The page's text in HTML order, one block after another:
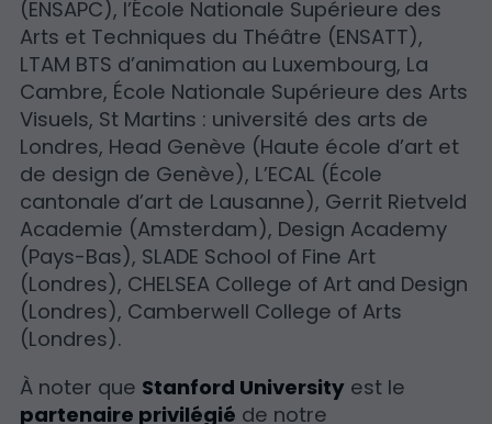
(ENSAPC), l’École Nationale Supérieure des
Arts et Techniques du Théâtre (ENSATT),
LTAM BTS d’animation au Luxembourg, La
Cambre, École Nationale Supérieure des Arts
Visuels, St Martins : université des arts de
Londres, Head Genève (Haute école d’art et
de design de Genève), L’ECAL (École
cantonale d’art de Lausanne), Gerrit Rietveld
Academie (Amsterdam), Design Academy
(Pays-Bas), SLADE School of Fine Art
(Londres), CHELSEA College of Art and Design
(Londres), Camberwell College of Arts
(Londres).
À noter que Stanford University est le
partenaire privilégié de notre